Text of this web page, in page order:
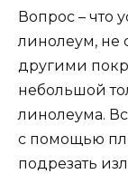
Вопрос – что
линолеум, не
другими
небольшой
линолеума.
с помощью
подрезать